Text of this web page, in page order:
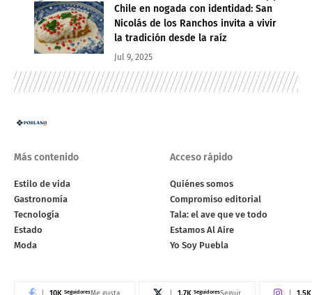
Chile en nogada con identidad: San
Nicolás de los Ranchos invita a vivir
la tradición desde la raíz
Jul 9, 2025
Más contenido
Estilo de vida
Gastronomía
Tecnología
Estado
Moda
Acceso rápido
Quiénes somos
Compromiso editorial
Tala: el ave que ve todo
Estamos Al Aire
Yo Soy Puebla
SeguidoresMe gusta SeguidoresSeguir